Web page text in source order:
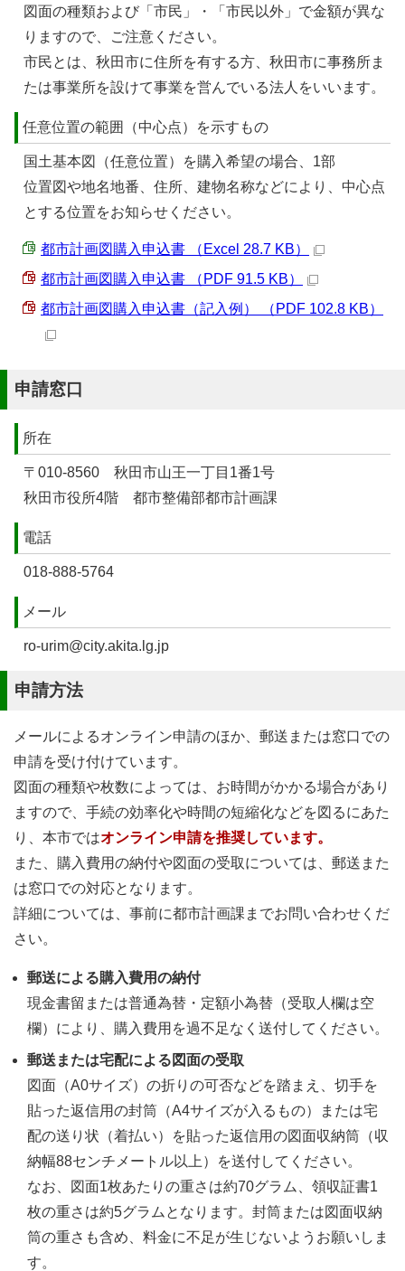
図面の種類および「市民」・「市民以外」で金額が異な
りますので、ご注意ください。
市民とは、秋田市に住所を有する方、秋田市に事務所ま
たは事業所を設けて事業を営んでいる法人をいいます。
任意位置の範囲（中心点）を示すもの
国土基本図（任意位置）を購入希望の場合、1部
位置図や地名地番、住所、建物名称などにより、中心点
とする位置をお知らせください。
都市計画図購入申込書 （Excel 28.7 KB）
都市計画図購入申込書 （PDF 91.5 KB）
都市計画図購入申込書（記入例） （PDF 102.8 KB）
申請窓口
所在
〒010-8560 秋田市山王一丁目1番1号
秋田市役所4階 都市整備部都市計画課
電話
018-888-5764
メール
ro-urim@city.akita.lg.jp
申請方法
メールによるオンライン申請のほか、郵送または窓口での
申請を受け付けています。
図面の種類や枚数によっては、お時間がかかる場合があり
ますので、手続の効率化や時間の短縮化などを図るにあた
り、本市ではオンライン申請を推奨しています。
また、購入費用の納付や図面の受取については、郵送また
は窓口での対応となります。
詳細については、事前に都市計画課までお問い合わせくだ
さい。
郵送による購入費用の納付
現金書留または普通為替・定額小為替（受取人欄は空
欄）により、購入費用を過不足なく送付してください。
郵送または宅配による図面の受取
図面（A0サイズ）の折りの可否などを踏まえ、切手を
貼った返信用の封筒（A4サイズが入るもの）または宅
配の送り状（着払い）を貼った返信用の図面収納筒（収
納幅88センチメートル以上）を送付してください。
なお、図面1枚あたりの重さは約70グラム、領収証書1
枚の重さは約5グラムとなります。封筒または図面収納
筒の重さも含め、料金に不足が生じないようお願いしま
す。